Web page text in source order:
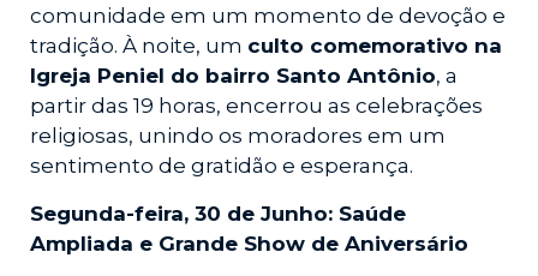
comunidade em um momento de devoção e
tradição. À noite, um culto comemorativo na
Igreja Peniel do bairro Santo Antônio, a
partir das 19 horas, encerrou as celebrações
religiosas, unindo os moradores em um
sentimento de gratidão e esperança.
Segunda-feira, 30 de Junho: Saúde
Ampliada e Grande Show de Aniversário